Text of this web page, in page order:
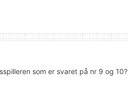
som er svaret på nr 9 og 10?